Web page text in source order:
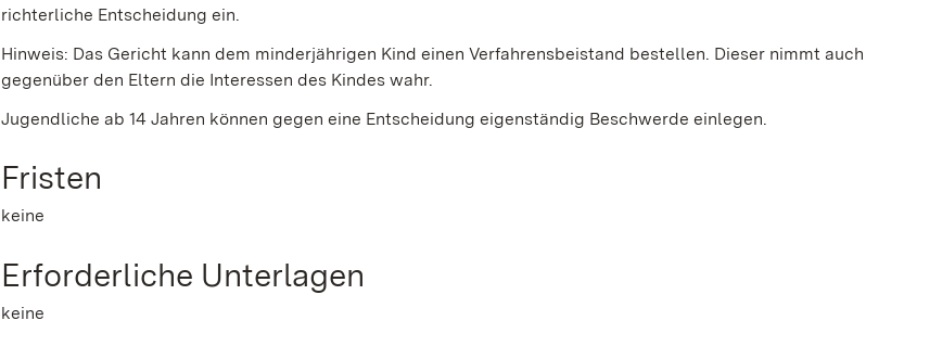
richterliche Entscheidung ein.
Hinweis: Das Gericht kann dem minderjährigen Kind einen Verfahrensbeistand bestellen. Dieser nimmt auch
gegenüber den Eltern die Interessen des Kindes wahr.
Jugendliche ab 14 Jahren können gegen eine Entscheidung eigenständig Beschwerde einlegen.
Fristen
keine
Erforderliche Unterlagen
keine